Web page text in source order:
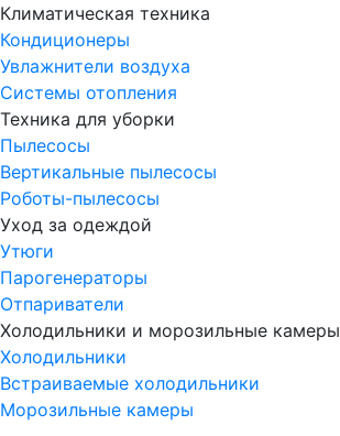
Климатическая техника
Кондиционеры
Увлажнители воздуха
Системы отопления
Техника для уборки
Пылесосы
Вертикальные пылесосы
Роботы-пылесосы
Уход за одеждой
Утюги
Парогенераторы
Отпариватели
Холодильники и морозильные камеры
Холодильники
Встраиваемые холодильники
Морозильные камеры